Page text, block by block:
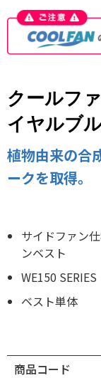
クールフ
イヤルブ
植物由来の合
ークを取得。
サイドファン
ンベスト
WE150 SERIES
ベスト単体
商品コード